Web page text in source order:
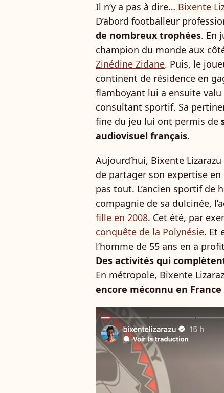
Il n’y a pas à dire… Bixente
D’abord footballeur
de nombreux trophées. En
champion du monde aux
Zinédine Zidane. Puis, le
continent de résidence en
flamboyant lui a ensuite
consultant sportif. Sa
fine du jeu lui ont permis de
audiovisuel français.
Aujourd’hui, Bixente
de partager son expertise en
pas tout. L’ancien sportif de
compagnie de sa dulcinée,
fille en 2008. Cet été, par
conquête de la Polynésie. Et
l’homme de 55 ans en a
Des activités qui
En métropole, Bixente
encore méconnu en France